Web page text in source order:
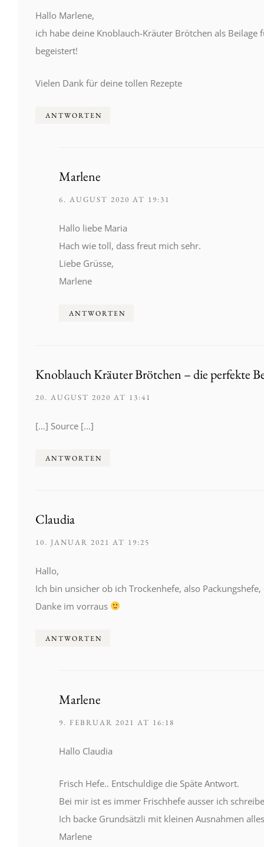
Hallo Marlene,
ich habe deine Knoblauch-Kräuter Brötchen als
begeistert!
Vielen Dank für deine tollen Rezepte
ANTWORTEN
Marlene
6. AUGUST 2020 AT 19:31
Hallo liebe Maria
Hach wie toll, dass freut mich sehr.
Liebe Grüsse,
Marlene
ANTWORTEN
Knoblauch Kräuter Brötchen – die perfekte
20. AUGUST 2020 AT 13:41
[…] Source […]
ANTWORTEN
Claudia
10. JANUAR 2021 AT 19:25
Hallo,
Ich bin unsicher ob ich Trockenhefe, also
Danke im vorraus
ANTWORTEN
Marlene
9. FEBRUAR 2021 AT 16:18
Hallo Claudia
Frisch Hefe.. Entschuldige die Späte Antwort.
Bei mir ist es immer Frischhefe ausser ich
Ich backe Grundsätzli mit kleinen Ausnahmen
Marlene